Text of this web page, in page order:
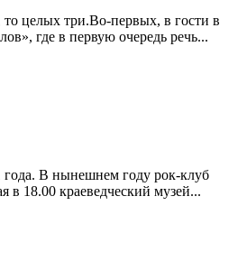
целых три.Во-первых, в гости в
где в первую очередь речь...
года. В нынешнем году рок-клуб
в 18.00 краеведческий музей...